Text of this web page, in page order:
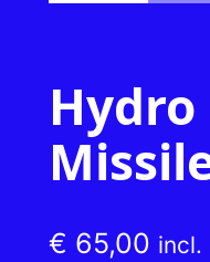
€ 65,00 incl.